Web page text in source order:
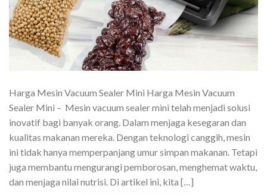
Harga Mesin Vacuum Sealer Mini Harga Mesin Vacuum
Sealer Mini – Mesin vacuum sealer mini telah menjadi solusi
inovatif bagi banyak orang. Dalam menjaga kesegaran dan
kualitas makanan mereka. Dengan teknologi canggih, mesin
ini tidak hanya memperpanjang umur simpan makanan. Tetapi
juga membantu mengurangi pemborosan, menghemat waktu,
dan menjaga nilai nutrisi. Di artikel ini, kita […]